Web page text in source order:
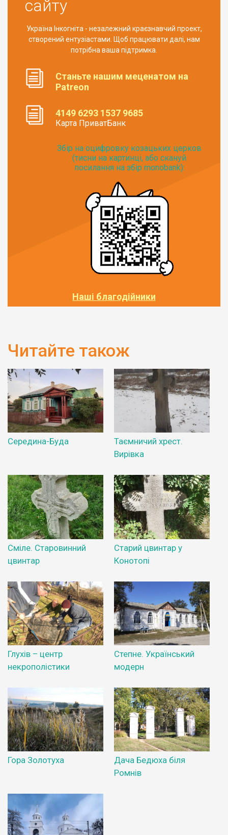
сайту
Україна Інкогніта - незалежний краєзнавчий проект,
створений ентузіастами. Щоб працювати далі, нам
потрібна ваша підтримка.
Станьте нашим меценатом на
Patreon
4149 6293 1537 9685
Карта ПриватБанк
Збір на оцифровку козацьких церков
(тисни на картинці, або скануй
посилання на збір monobank):
Наші благодійники
Читайте також
Середина-Буда
Таємничий хрест.
Вирівка
Сміле. Старовинний
цвинтар
Старий цвинтар у
Конотопі
Глухів – центр
некрополістики
Степне. Український
модерн
Гора Золотуха
Дача Бедюха біля
Ромнів